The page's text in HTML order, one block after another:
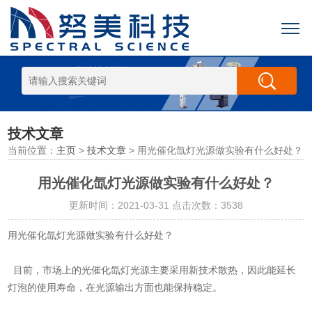
技术文章
当前位置： 主页 >技术文章 > 用光催化氙灯光源做实验有什么好处？
用光催化氙灯光源做实验有什么好处？
更新时间：2021-03-31 点击次数：3538
用光催化氙灯光源做实验有什么好处？
目前，市场上的光催化氙灯光源主要采用新技术散热，因此能延长
灯泡的使用寿命，在光源输出方面也能保持稳定。